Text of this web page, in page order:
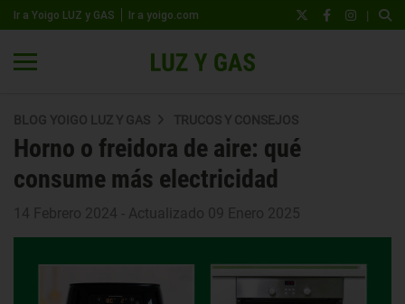
Ir a Yoigo LUZ y GAS Ir a yoigo.com |
BLOG YOIGO LUZ Y GAS TRUCOS Y CONSEJOS
Horno o freidora de aire: qué
consume más electricidad
14 Febrero 2024 - Actualizado 09 Enero 2025